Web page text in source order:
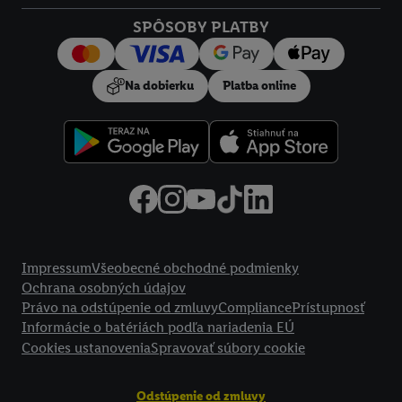
SPÔSOBY PLATBY
Na dobierku Platba online
ImpressumVšeobecné obchodné podmienky
Ochrana osobných údajov
Právo na odstúpenie od zmluvyCompliancePrístupnosť
Informácie o batériách podľa nariadenia EÚ
Cookies ustanoveniaSpravovať súbory cookie
Odstúpenie od zmluvy
Kliknutím na možnosť "Odmietnuť" môžete povoliť iba
používanie potrebných technológií. Kliknutím na "Súhlasím
vyjadríte súhlas so spracúvaním na všetky vyššie uvedené účely.
Ďalšie informácie vrátane informácií o dobe uchovávania
údajov a Vašom práve kedykoľvek odvolať súhlas s účinnosťou
do budúcnosti nájdete v našichzásadách ochrany osobných
Imprint nájdete tu.